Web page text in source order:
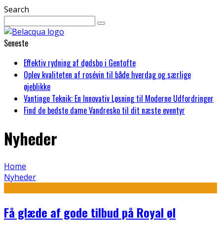
Search
Seneste
Effektiv rydning af dødsbo i Gentofte
Oplev kvaliteten af rosévin til både hverdag og særlige
øjeblikke
Vantinge Teknik: En Innovativ Løsning til Moderne Udfordringer
Find de bedste dame Vandresko til dit næste eventyr
Nyheder
Home
Nyheder
Få glæde af gode tilbud på Royal øl